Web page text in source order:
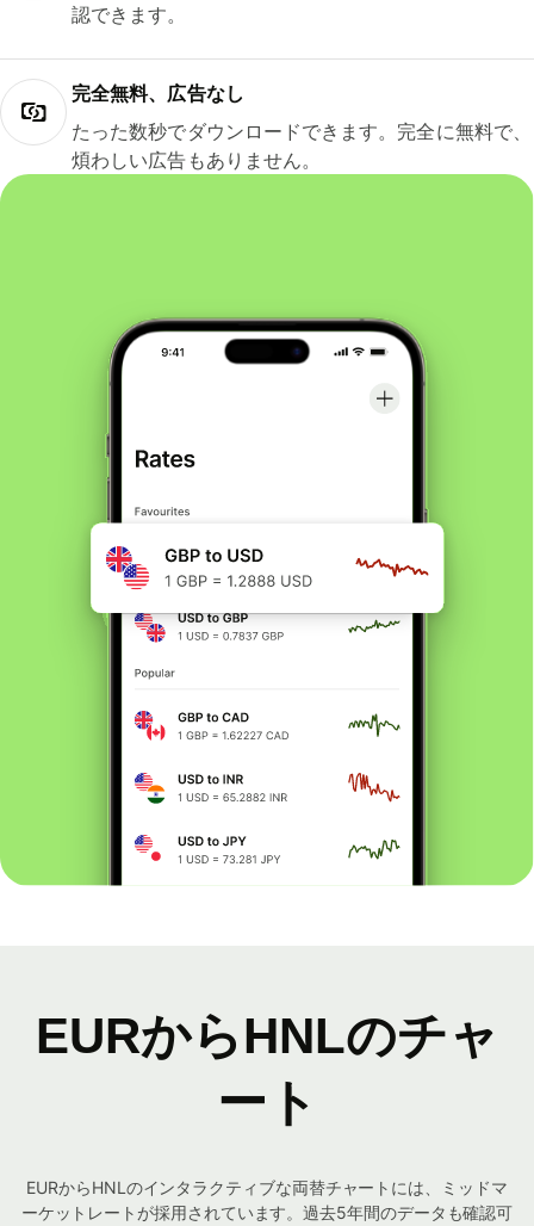
認できます。
完全無料、広告なし
たった数秒でダウンロードできます。完全に無料で、
煩わしい広告もありません。
EURからHNLのチャ
ート
EURからHNLのインタラクティブな両替チャートには、ミッドマ
ーケットレートが採用されています。過去5年間のデータも確認可